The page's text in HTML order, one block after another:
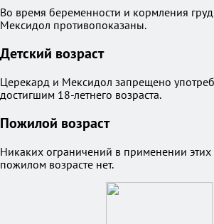
Во время беременности и кормления
Мексидол противопоказаны.
Детский возраст
Церекард и Мексидол запрещено
достигшим 18-летнего возраста.
Пожилой возраст
Никаких ограничений в применении
пожилом возрасте нет.